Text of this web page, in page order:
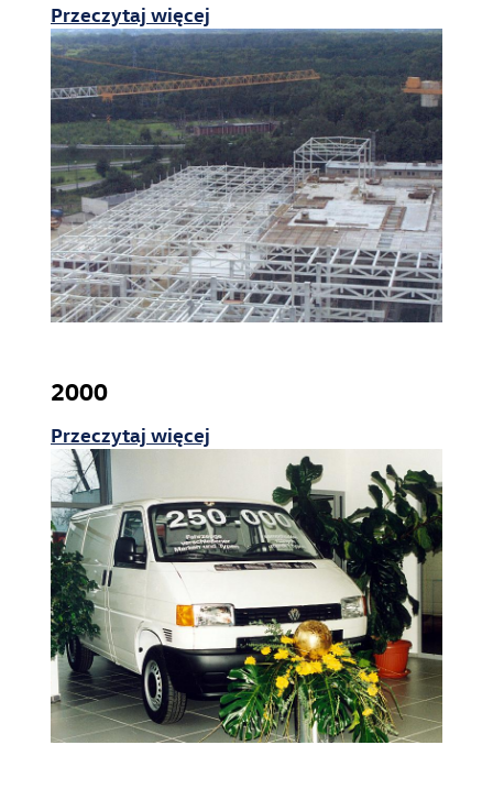
Przeczytaj więcej
2000
Przeczytaj więcej